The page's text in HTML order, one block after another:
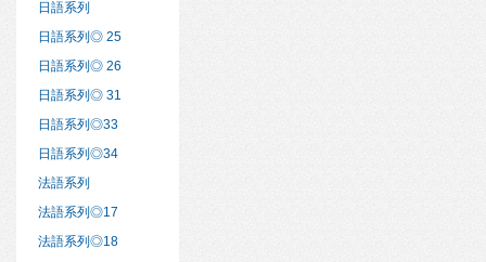
日語系列
日語系列◎ 25
日語系列◎ 26
日語系列◎ 31
日語系列◎33
日語系列◎34
法語系列
法語系列◎17
法語系列◎18